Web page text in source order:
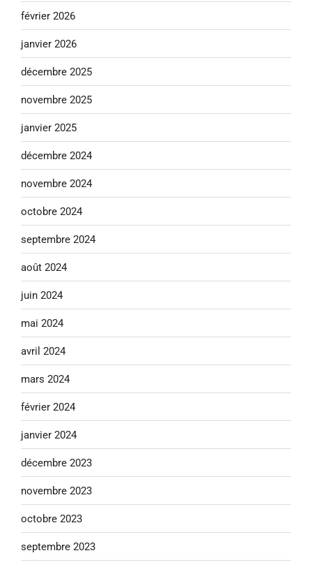
février 2026
janvier 2026
décembre 2025
novembre 2025
janvier 2025
décembre 2024
novembre 2024
octobre 2024
septembre 2024
août 2024
juin 2024
mai 2024
avril 2024
mars 2024
février 2024
janvier 2024
décembre 2023
novembre 2023
octobre 2023
septembre 2023